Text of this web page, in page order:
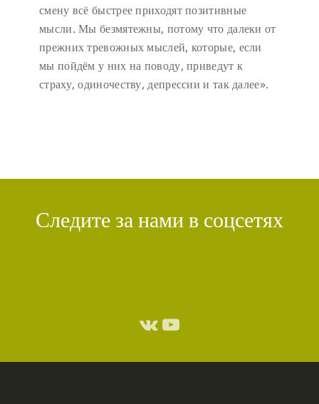
смену всё быстрее приходят позитивные
мысли. Мы безмятежны, потому что далеки от
прежних тревожных мыслей, которые, если
мы пойдём у них на поводу, приведут к
страху, одиночеству, депрессии и так далее».
Следите за нами в соцсетях